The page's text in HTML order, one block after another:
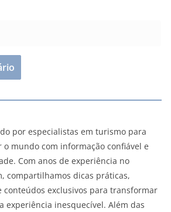
por especialistas em turismo para
mundo com informação confiável e
Com anos de experiência no
compartilhamos dicas práticas,
conteúdos exclusivos para transformar
experiência inesquecível. Além das